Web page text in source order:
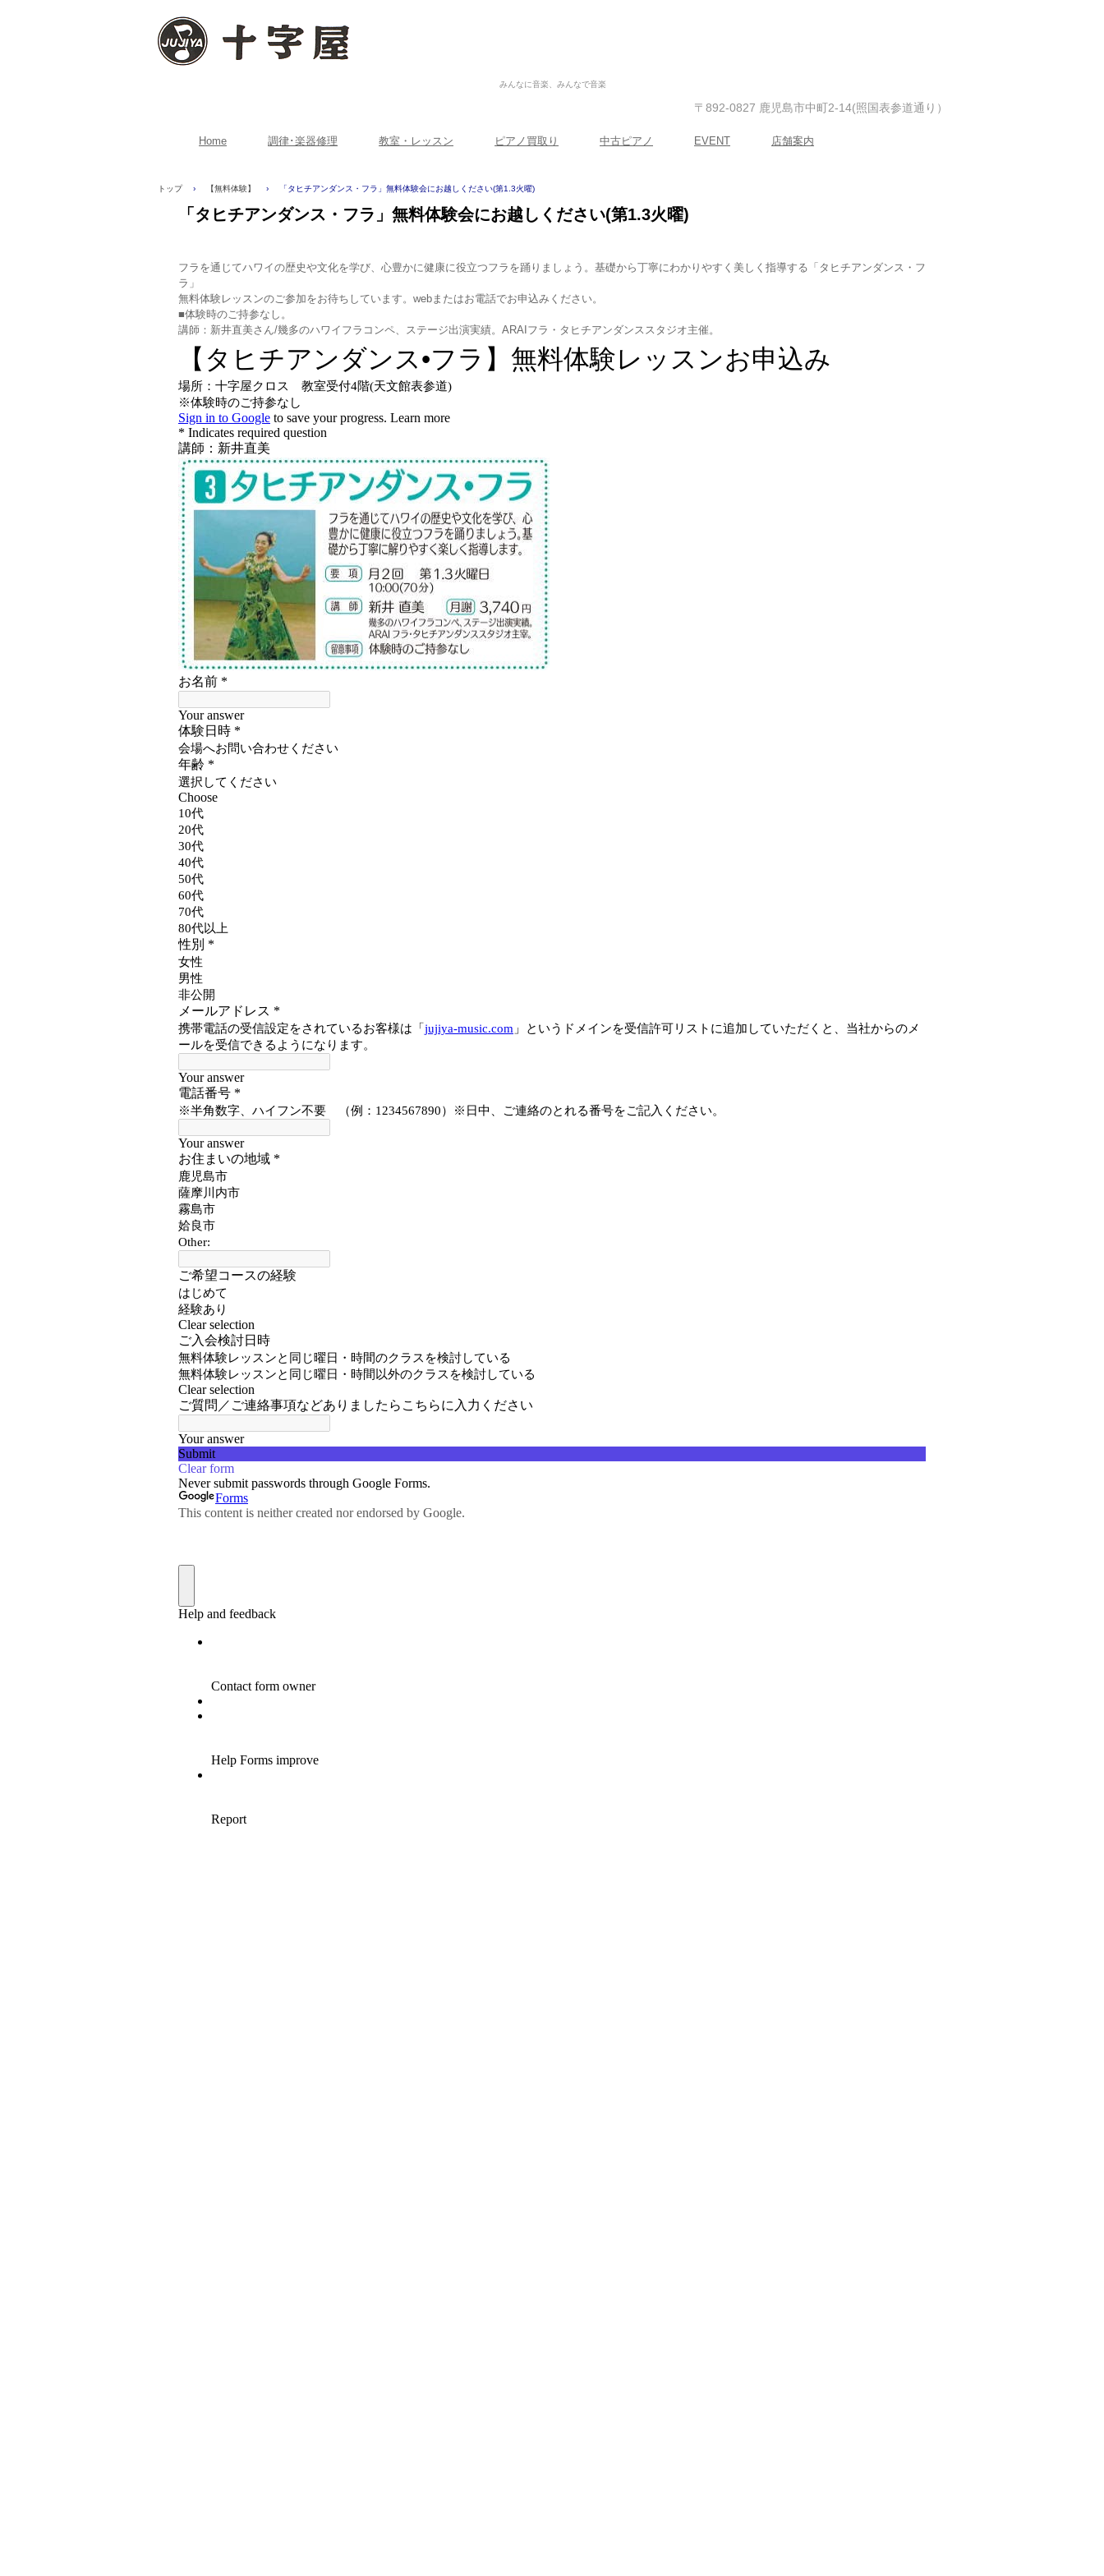
みんなに音楽、みんなで音楽
〒892-0827 鹿児島市中町2-14(照国表参道通り）
Home 調律･楽器修理 教室・レッスン ピアノ買取り 中古ピアノ EVENT 店舗案内
トップ › 【無料体験】 › 「タヒチアンダンス・フラ」無料体験会にお越しください(第1.3火曜)
「タヒチアンダンス・フラ」無料体験会にお越しください(第1.3火曜)
フラを通じてハワイの歴史や文化を学び、心豊かに健康に役立つフラを踊りましょう。基礎から丁寧にわかりやすく美しく指導する「タヒチアンダンス・フ
ラ」
無料体験レッスンのご参加をお待ちしています。webまたはお電話でお申込みください。
■体験時のご持参なし。
講師：新井直美さん/幾多のハワイフラコンペ、ステージ出演実績。ARAIフラ・タヒチアンダンススタジオ主催。